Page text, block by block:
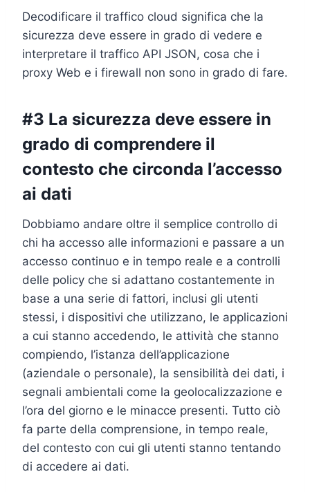
Decodificare il traffico cloud significa che la
sicurezza deve essere in grado di vedere e
interpretare il traffico API JSON, cosa che i
proxy Web e i firewall non sono in grado di fare.
#3 La sicurezza deve essere in
grado di comprendere il
contesto che circonda l’accesso
ai dati
Dobbiamo andare oltre il semplice controllo di
chi ha accesso alle informazioni e passare a un
accesso continuo e in tempo reale e a controlli
delle policy che si adattano costantemente in
base a una serie di fattori, inclusi gli utenti
stessi, i dispositivi che utilizzano, le applicazioni
a cui stanno accedendo, le attività che stanno
compiendo, l’istanza dell’applicazione
(aziendale o personale), la sensibilità dei dati, i
segnali ambientali come la geolocalizzazione e
l’ora del giorno e le minacce presenti. Tutto ciò
fa parte della comprensione, in tempo reale,
del contesto con cui gli utenti stanno tentando
di accedere ai dati.